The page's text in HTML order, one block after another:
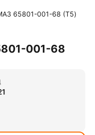
65801-001-68 (T5)
001-68